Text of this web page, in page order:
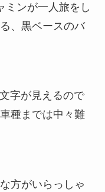
ミンが一人旅をし
、黒ベースのバ
字が見えるので
種までは中々難
方がいらっしゃ